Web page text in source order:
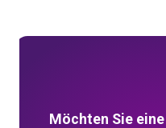
Möchten Sie